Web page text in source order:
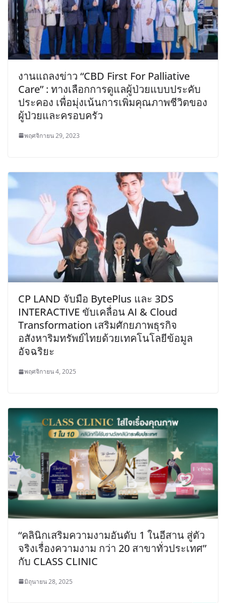
งานแถลงข่าว “CBD First For Palliative
Care” : ทางเลือกการดูแลผู้ป่วยแบบประคับ
ประคอง เพื่อมุ่งเน้นการเพิ่มคุณภาพชีวิตของ
ผู้ป่วยและครอบครัว
พฤศจิกายน 29, 2023
CP LAND จับมือ BytePlus และ 3DS
INTERACTIVE ขับเคลื่อน AI & Cloud
Transformation เสริมศักยภาพธุรกิจ
อสังหาริมทรัพย์ไทยด้วยเทคโนโลยีข้อมูล
อัจฉริยะ
พฤศจิกายน 4, 2025
“คลินิกเสริมความงามอันดับ 1 ในอีสาน สู่ตัว
จริงเรื่องความงาม กว่า 20 สาขาทั่วประเทศ”
กับ CLASS CLINIC
มิถุนายน 28, 2025